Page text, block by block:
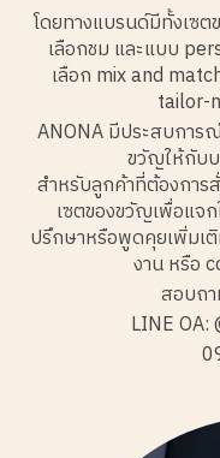
โดยทางแบรนด์มีทั้งเซ
เลือกชม และแบบ
เลือก mix and
tailor-
ANONA มีประสบการ
ขวัญให้กับ
สำหรับลูกค้าที่ต้องการ
เซตของขวัญเพื่อแจ
ปรึกษาหรือพูดคุยเพิ่มเ
งาน หรือ
สอบถา
LINE OA: